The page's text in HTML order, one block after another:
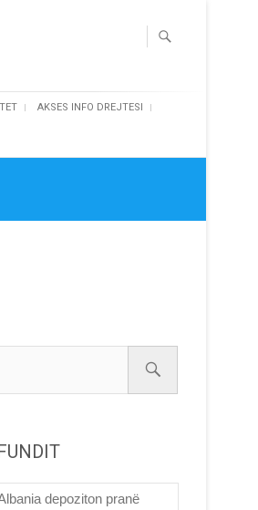
AKSES INFO DREJTESI
depoziton pranë